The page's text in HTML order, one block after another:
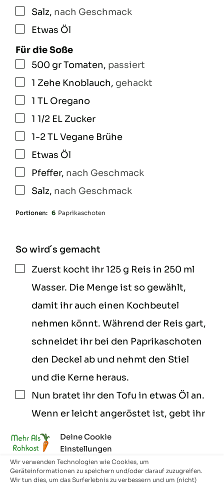
Deine Cookie
Einstellungen
Wir verwenden Technologien wie Cookies, um
Geräteinformationen zu speichern und/oder darauf zuzugreifen.
Wir tun dies, um das Surferlebnis zu verbessern und um (nicht)
▢
Salz, nach Geschmack
▢
Etwas Öl
Für die Soße
▢
500 gr Tomaten, passiert
▢
1 Zehe Knoblauch, gehackt
▢
1 TL Oregano
▢
1 1/2 EL Zucker
▢
1-2 TL Vegane Brühe
▢
Etwas Öl
▢
Pfeffer, nach Geschmack
▢
Salz, nach Geschmack
Portionen: 6 Paprikaschoten
So wird´s gemacht
▢
Zuerst kocht ihr 125 g Reis in 250 ml
Wasser. Die Menge ist so gewählt,
damit ihr auch einen Kochbeutel
nehmen könnt. Während der Reis gart,
schneidet ihr bei den Paprikaschoten
den Deckel ab und nehmt den Stiel
und die Kerne heraus.
▢
Nun bratet ihr den Tofu in etwas Öl an.
Wenn er leicht angeröstet ist, gebt ihr
die Zwiebeln hinzu und schwitzt sie
kurz mit an. Gebt nun den
angebratenen Tofu in eine Schale und